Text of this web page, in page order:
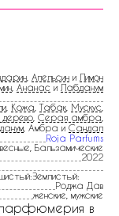
Апельсин и Лимон
Ананас и Лабданум
Кожа Табак Мускус
Серая амбра
, Амбра и Сандал
Roja Parfums
Бальзамические
2022
Роджа Дав
женские, мужские
парфюмерия в